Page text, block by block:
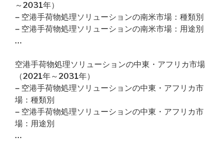
～2031年）
– 空港手荷物処理ソリューションの南米市場：種類別
– 空港手荷物処理ソリューションの南米市場：用途別
…
空港手荷物処理ソリューションの中東・アフリカ市場
（2021年～2031年）
– 空港手荷物処理ソリューションの中東・アフリカ市
場：種類別
– 空港手荷物処理ソリューションの中東・アフリカ市
場：用途別
…